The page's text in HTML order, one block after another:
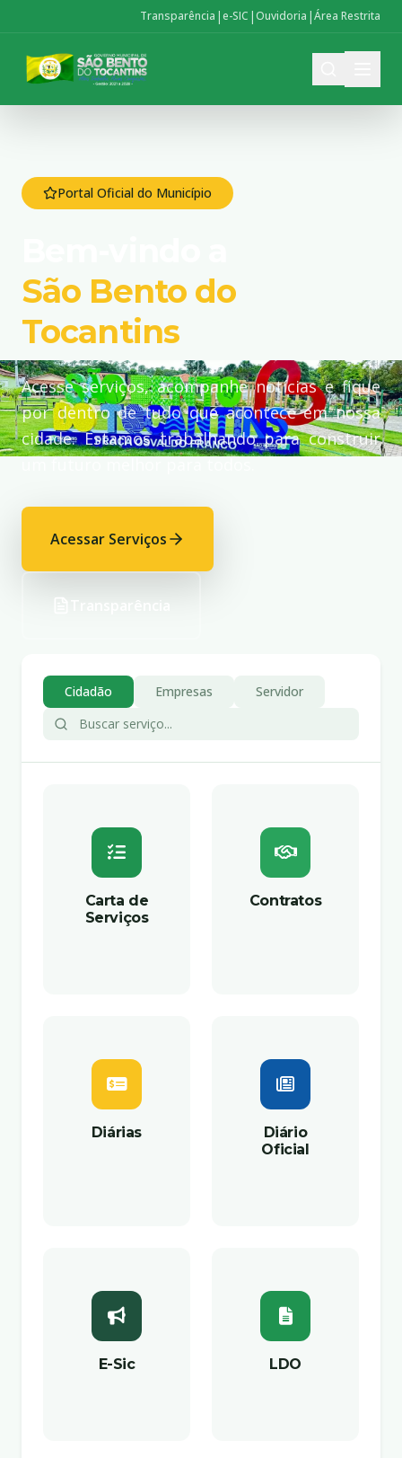
Transparência |e-SIC |Ouvidoria |Área Restrita
Portal Oficial do Município
São Bento do
Tocantins
Acesse serviços, acompanhe notícias e fique
por dentro de tudo que acontece em nossa
cidade. Estamos trabalhando para construir
Acessar Serviços
Cidadão Empresas Servidor
Carta de
Serviços
Contratos
Diárias
Diário
Oficial
E-Sic LDO